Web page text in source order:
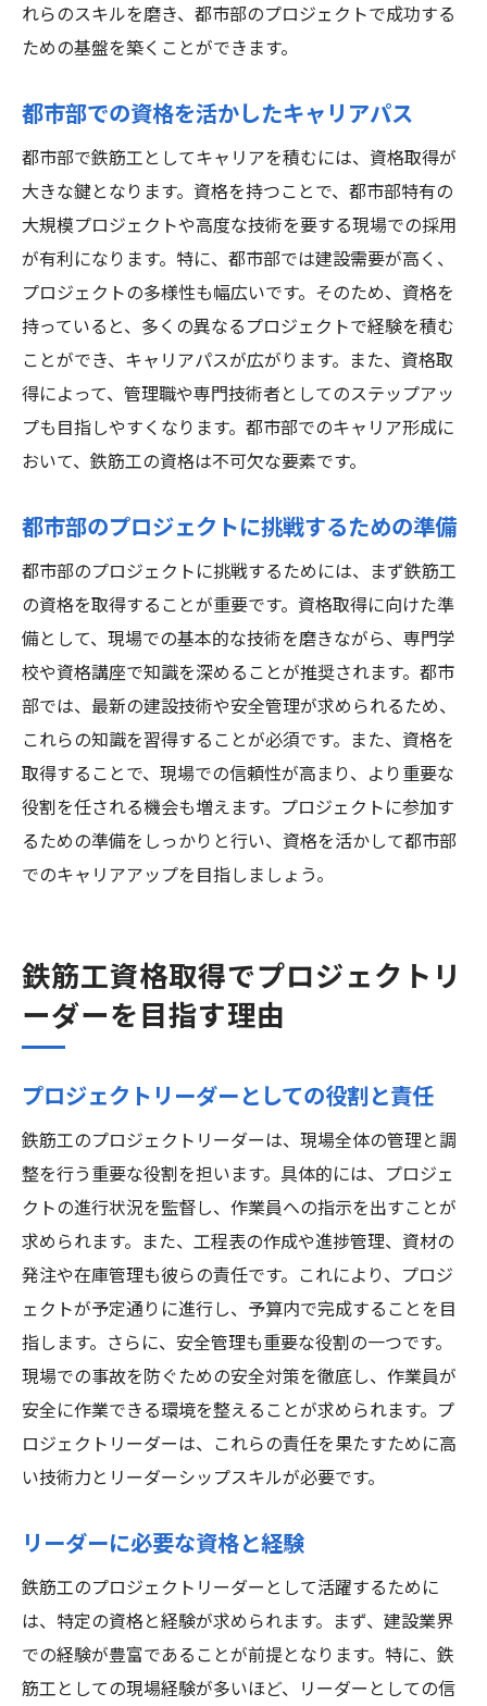
れらのスキルを磨き、都市部のプロジェクトで成功する
ための基盤を築くことができます。
都市部での資格を活かしたキャリアパス
都市部で鉄筋工としてキャリアを積むには、資格取得が
大きな鍵となります。資格を持つことで、都市部特有の
大規模プロジェクトや高度な技術を要する現場での採用
が有利になります。特に、都市部では建設需要が高く、
プロジェクトの多様性も幅広いです。そのため、資格を
持っていると、多くの異なるプロジェクトで経験を積む
ことができ、キャリアパスが広がります。また、資格取
得によって、管理職や専門技術者としてのステップアッ
プも目指しやすくなります。都市部でのキャリア形成に
おいて、鉄筋工の資格は不可欠な要素です。
都市部のプロジェクトに挑戦するための準備
都市部のプロジェクトに挑戦するためには、まず鉄筋工
の資格を取得することが重要です。資格取得に向けた準
備として、現場での基本的な技術を磨きながら、専門学
校や資格講座で知識を深めることが推奨されます。都市
部では、最新の建設技術や安全管理が求められるため、
これらの知識を習得することが必須です。また、資格を
取得することで、現場での信頼性が高まり、より重要な
役割を任される機会も増えます。プロジェクトに参加す
るための準備をしっかりと行い、資格を活かして都市部
でのキャリアアップを目指しましょう。
鉄筋工資格取得でプロジェクトリ
ーダーを目指す理由
プロジェクトリーダーとしての役割と責任
鉄筋工のプロジェクトリーダーは、現場全体の管理と調
整を行う重要な役割を担います。具体的には、プロジェ
クトの進行状況を監督し、作業員への指示を出すことが
求められます。また、工程表の作成や進捗管理、資材の
発注や在庫管理も彼らの責任です。これにより、プロジ
ェクトが予定通りに進行し、予算内で完成することを目
指します。さらに、安全管理も重要な役割の一つです。
現場での事故を防ぐための安全対策を徹底し、作業員が
安全に作業できる環境を整えることが求められます。プ
ロジェクトリーダーは、これらの責任を果たすために高
い技術力とリーダーシップスキルが必要です。
リーダーに必要な資格と経験
鉄筋工のプロジェクトリーダーとして活躍するために
は、特定の資格と経験が求められます。まず、建設業界
での経験が豊富であることが前提となります。特に、鉄
筋工としての現場経験が多いほど、リーダーとしての信